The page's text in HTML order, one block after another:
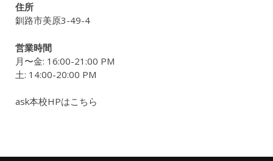
住所
釧路市美原3-49-4
営業時間
月〜金: 16:00-21:00 PM
土: 14:00-20:00 PM
ask本校HPはこちら